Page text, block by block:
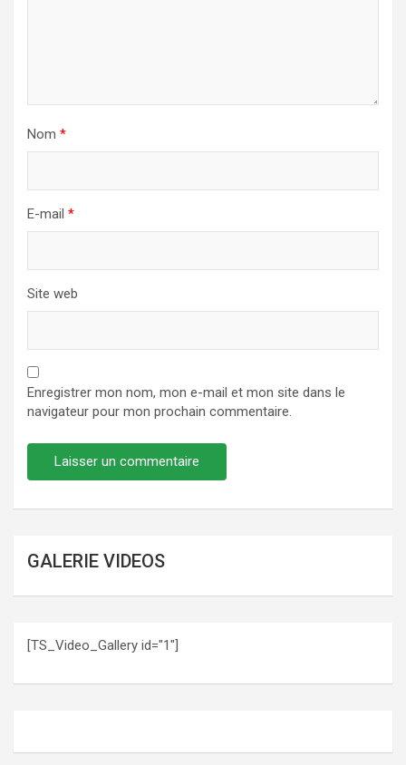
Nom *
E-mail *
Site web
Enregistrer mon nom, mon e-mail et mon site dans le
navigateur pour mon prochain commentaire.
GALERIE VIDEOS
[TS_Video_Gallery id="1"]